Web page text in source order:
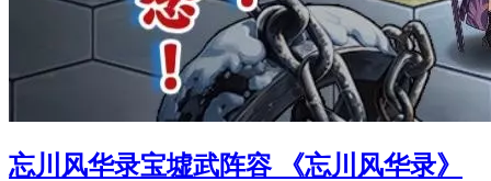
忘川风华录宝墟武阵容 《忘川风华录》